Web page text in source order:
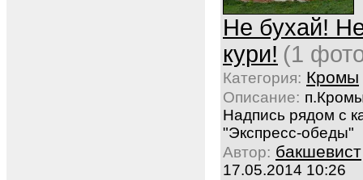
Не бухай!
кури! (1
Категория: Кромы
Описание:
Надпись рядом с
"Экспресс-обеды"
Автор: бакшевист
17.05.2014 10:26